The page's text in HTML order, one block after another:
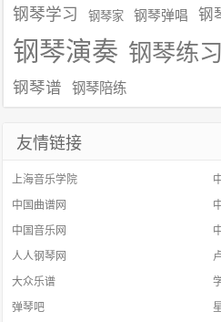
钢琴学习 钢琴家 钢琴弹唱 钢
钢琴演奏 钢琴练习
钢琴谱 钢琴陪练
友情链接
上海音乐学院
中国曲谱网
中国音乐网
人人钢琴网
大众乐谱
弹琴吧